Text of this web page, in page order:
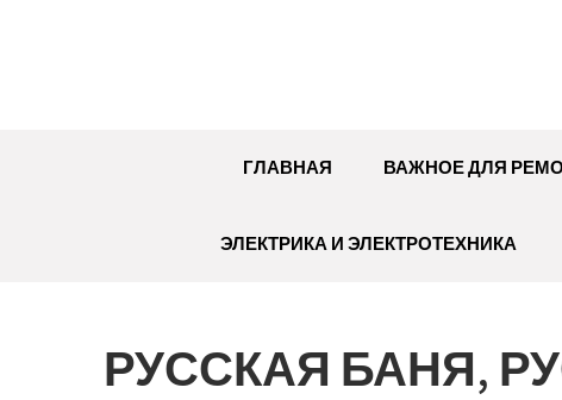
ГЛАВНАЯ ВАЖНОЕ ДЛЯ
ЭЛЕКТРИКА И ЭЛЕКТРОТЕХНИКА
РУССКАЯ БАНЯ,